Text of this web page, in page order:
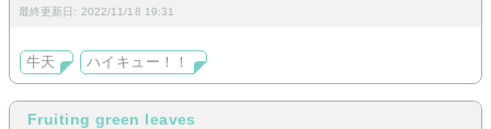
最終更新日: 2022/11/18 19:31
牛天 ハイキュー！！
Fruiting green leaves